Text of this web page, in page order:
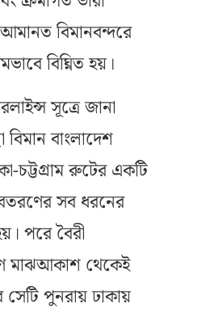
বিমানবন্দরে
বিঘ্নিত হয়।
সূত্রে জানা
বিমান বাংলাদেশ
চট্টগ্রাম রুটের একটি
সব ধরনের
পরে বৈরী
মাঝআকাশ থেকেই
পুনরায় ঢাকায়